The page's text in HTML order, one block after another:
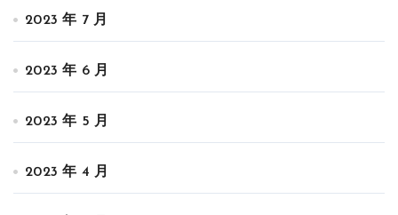
2023 年 7 月
2023 年 6 月
2023 年 5 月
2023 年 4 月